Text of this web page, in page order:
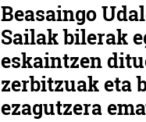
Beasaingo
Sailak bilerak
eskaintzen
zerbitzuak eta
ezagutzera